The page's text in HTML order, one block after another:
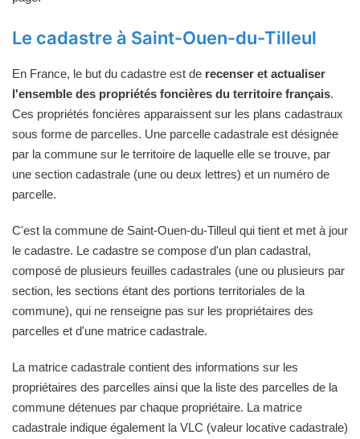
Le cadastre à Saint-Ouen-du-Tilleul
En France, le but du cadastre est de recenser et actualiser
l'ensemble des propriétés foncières du territoire français.
Ces propriétés foncières apparaissent sur les plans cadastraux
sous forme de parcelles. Une parcelle cadastrale est désignée
par la commune sur le territoire de laquelle elle se trouve, par
une section cadastrale (une ou deux lettres) et un numéro de
parcelle.
C'est la commune de Saint-Ouen-du-Tilleul qui tient et met à jour
le cadastre. Le cadastre se compose d'un plan cadastral,
composé de plusieurs feuilles cadastrales (une ou plusieurs par
section, les sections étant des portions territoriales de la
commune), qui ne renseigne pas sur les propriétaires des
parcelles et d'une matrice cadastrale.
La matrice cadastrale contient des informations sur les
propriétaires des parcelles ainsi que la liste des parcelles de la
commune détenues par chaque propriétaire. La matrice
cadastrale indique également la VLC (valeur locative cadastrale)